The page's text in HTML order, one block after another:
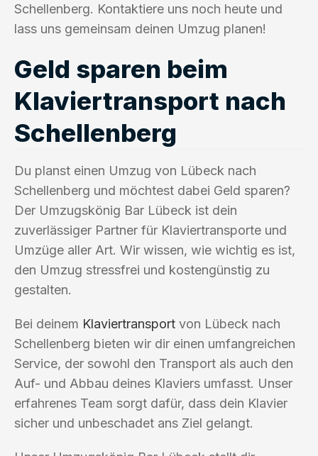
Schellenberg. Kontaktiere uns noch heute und
lass uns gemeinsam deinen Umzug planen!
Geld sparen beim
Klaviertransport nach
Schellenberg
Du planst einen Umzug von Lübeck nach
Schellenberg und möchtest dabei Geld sparen?
Der Umzugskönig Bar Lübeck ist dein
zuverlässiger Partner für Klaviertransporte und
Umzüge aller Art. Wir wissen, wie wichtig es ist,
den Umzug stressfrei und kostengünstig zu
gestalten.
Bei deinem Klaviertransport von Lübeck nach
Schellenberg bieten wir dir einen umfangreichen
Service, der sowohl den Transport als auch den
Auf- und Abbau deines Klaviers umfasst. Unser
erfahrenes Team sorgt dafür, dass dein Klavier
sicher und unbeschadet ans Ziel gelangt.